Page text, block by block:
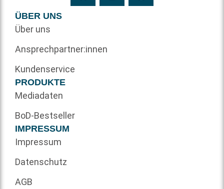
ÜBER UNS
Über uns
Ansprechpartner:innen
Kundenservice
PRODUKTE
Mediadaten
BoD-Bestseller
IMPRESSUM
Impressum
Datenschutz
AGB